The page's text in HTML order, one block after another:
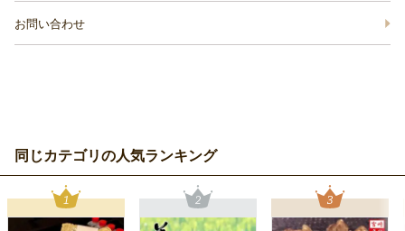
お問い合わせ
同じカテゴリの人気ランキング